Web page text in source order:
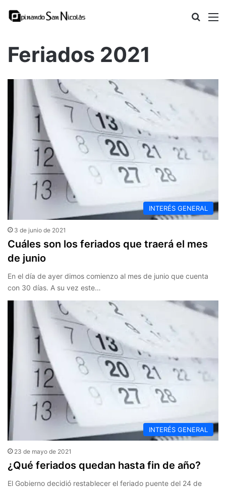
Buscar
Feriados 2021
INTERÉS GENERAL
3 de junio de 2021
Cuáles son los feriados que traerá el mes
de junio
En el día de ayer dimos comienzo al mes de junio que cuenta
con 30 días. A su vez este…
INTERÉS GENERAL
23 de mayo de 2021
¿Qué feriados quedan hasta fin de año?
El Gobierno decidió restablecer el feriado puente del 24 de